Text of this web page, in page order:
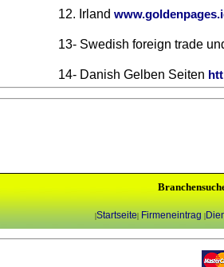
12. Irland
13- Swedish foreign trade
14- Danish Gelben Seiten
|Startseite| Firmeneintrag |